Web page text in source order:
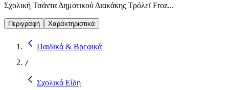
Σχολική Τσάντα Δημοτικού Διακάκης Τρόλεϊ Froz...
Περιγραφή Χαρακτηριστικά
Παιδικά & Βρεφικά
/
Σχολικά Είδη